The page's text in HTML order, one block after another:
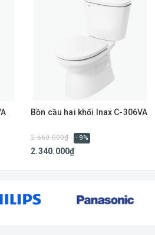
Bồn cầu hai khối Inax C-306VA
2.560.000₫ - 9%
2.340.000₫